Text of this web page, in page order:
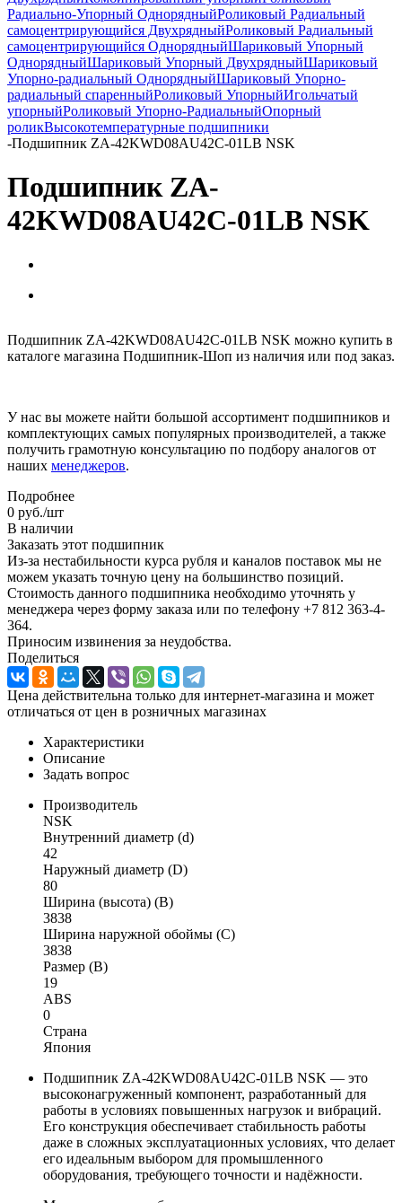
Радиально-Упорный ОднорядныйРоликовый Радиальный
самоцентрирующийся ДвухрядныйРоликовый Радиальный
самоцентрирующийся ОднорядныйШариковый Упорный
ОднорядныйШариковый Упорный ДвухрядныйШариковый
Упорно-радиальный ОднорядныйШариковый Упорно-
радиальный спаренныйРоликовый УпорныйИгольчатый
упорныйРоликовый Упорно-РадиальныйОпорный
роликВысокотемпературные подшипники
-Подшипник ZA-42KWD08AU42C-01LB NSK
Подшипник ZA-
42KWD08AU42C-01LB NSK
Подшипник ZA-42KWD08AU42C-01LB NSK можно купить в
каталоге магазина Подшипник-Шоп из наличия или под заказ.
У нас вы можете найти большой ассортимент подшипников и
комплектующих самых популярных производителей, а также
получить грамотную консультацию по подбору аналогов от
наших менеджеров.
Подробнее
0 руб./шт
В наличии
Заказать этот подшипник
Из-за нестабильности курса рубля и каналов поставок мы не
можем указать точную цену на большинство позиций.
Стоимость данного подшипника необходимо уточнять у
менеджера через форму заказа или по телефону +7 812 363-4-
364.
Приносим извинения за неудобства.
Поделиться
Цена действительна только для интернет-магазина и может
отличаться от цен в розничных магазинах
Характеристики
Описание
Задать вопрос
Производитель
NSK
Внутренний диаметр (d)
42
Наружный диаметр (D)
80
Ширина (высота) (B)
3838
Ширина наружной обоймы (C)
3838
Размер (B)
19
ABS
0
Страна
Япония
Подшипник ZA-42KWD08AU42C-01LB NSK — это
высоконагруженный компонент, разработанный для
работы в условиях повышенных нагрузок и вибраций.
Его конструкция обеспечивает стабильность работы
даже в сложных эксплуатационных условиях, что делает
его идеальным выбором для промышленного
оборудования, требующего точности и надёжности.